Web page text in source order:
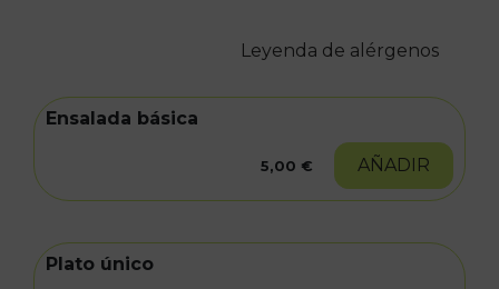
Leyenda de alérgenos
Ensalada básica
5,00 € AÑADIR
Plato único